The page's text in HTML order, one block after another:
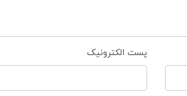
پست الکترونیک